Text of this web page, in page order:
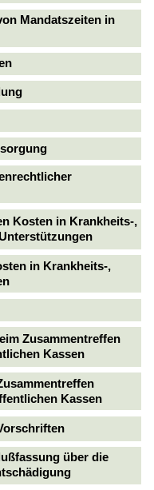
Mandatszeiten in
Kosten in Krankheits-,
in Krankheits-,
Zusammentreffen
Kassen
Kassen
über die